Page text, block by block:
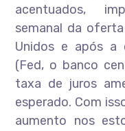
acentuados,
semanal da
Unidos e após a
(Fed, o banco
taxa de juros
esperado. Com
aumento nos